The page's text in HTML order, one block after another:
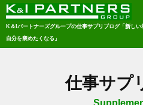
K＆Iパートナーズグループの仕事サプリブログ「新し
自分を褒めたくなる」
仕事サプ